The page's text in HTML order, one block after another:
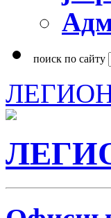
поиск по сайту